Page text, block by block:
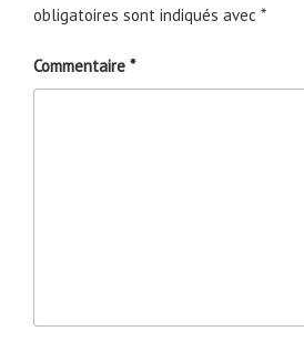
obligatoires sont indiqués avec *
Commentaire *